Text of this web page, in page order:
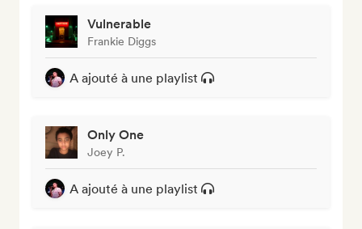
Vulnerable
Frankie Diggs
A ajouté à une playlist
Only One
Joey P.
A ajouté à une playlist